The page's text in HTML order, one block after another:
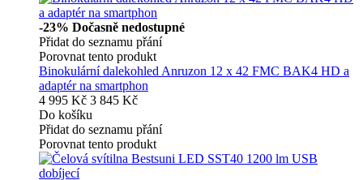
-23% Dočasně nedostupné
Přidat do seznamu přání
Porovnat tento produkt
Binokulární dalekohled Anruzon 12 x 42 FMC BAK4 HD a
adaptér na smartphon
4 995 Kč 3 845 Kč
Do košíku
Přidat do seznamu přání
Porovnat tento produkt